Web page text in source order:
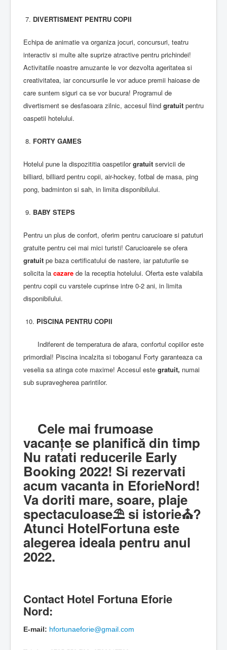
7. DIVERTISMENT PENTRU COPII
Echipa de animatie va organiza jocuri, concursuri, teatru
interactiv si multe alte suprize atractive pentru prichindei!
Activitatile noastre amuzante le vor dezvolta ageritatea si
creativitatea, iar concursurile le vor aduce premii haioase de
care suntem siguri ca se vor bucura! Programul de
divertisment se desfasoara zilnic, accesul fiind gratuit pentru
oaspetii hotelului.
8. FORTY GAMES
Hotelul pune la dispozititia oaspetilorgratuit servicii de
billiard, billiard pentru copii, air-hockey, fotbal de masa, ping
pong, badminton si sah, in limita disponibilului.
9. BABY STEPS
Pentru un plus de confort, oferim pentru carucioare si patuturi
gratuite pentru cei mai mici turisti! Carucioarele se ofera
gratuit pe baza certificatului de nastere, iar patuturile se
solicita la cazare de la receptia hotelului. Oferta este valabila
pentru copii cu varstele cuprinse intre 0-2 ani, in limita
disponibilului.
10. PISCINA PENTRU COPII
Indiferent de temperatura de afara, confortul copiilor este
primordial! Piscina incalzita si toboganul Forty garanteaza ca
veselia sa atinga cote maxime! Accesul este gratuit, numai
sub supravegherea parintilor.
Cele mai frumoase
vacanțe se planifică din timp
Nu ratati reducerile Early
Booking 2022! Si rezervati
acum vacanta in EforieNord!
Va doriti mare, soare, plaje
spectaculoase⛱ si istorie⛪️?
Atunci HotelFortuna este
alegerea ideala pentru anul
2022.
Contact Hotel Fortuna Eforie
Nord:
E-mail: hfortunaeforie​@​gmail.com